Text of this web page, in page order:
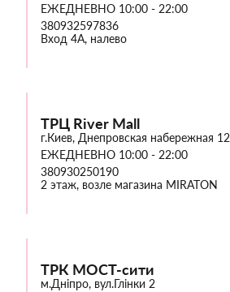
ЕЖЕДНЕВНО 10:00 - 22:00
380932597836
Вход 4А, налево
ТРЦ River Mall
г.Киев, Днепровская набережная 12
ЕЖЕДНЕВНО 10:00 - 22:00
380930250190
2 этаж, возле магазина MIRATON
ТРК МОСТ-сити
м.Дніпро, вул.Глінки 2